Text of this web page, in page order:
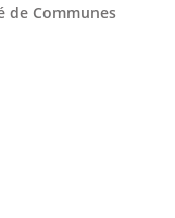
de Communes